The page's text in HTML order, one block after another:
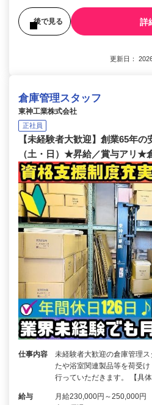
後で見る 詳
更新日：
倉庫管理スタッフ
東神工業株式会社
正社員
【未経験者大歓迎】創業65年
（土・日）★昇給／賞与アリ★
仕事内容
未経験者大歓迎の倉庫管理
たや浴室関連製品等を荷受
行っていただきます。 【具
給与
月給230,000円～250,000